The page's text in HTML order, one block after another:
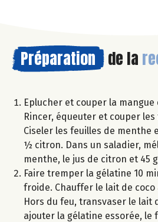
Préparation de la
Eplucher et couper la
Rincer, équeuter et couper
Ciseler les feuilles de menthe
½ citron. Dans un saladier,
menthe, le jus de citron et 45
Faire tremper la gélatine 10
froide. Chauffer le lait de coco
Hors du feu, transvaser le lait
ajouter la gélatine essorée, le